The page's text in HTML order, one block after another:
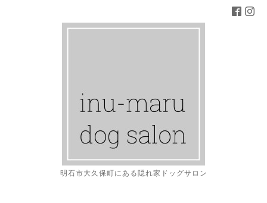
明石市大久保町にある隠れ家ドッグサロン